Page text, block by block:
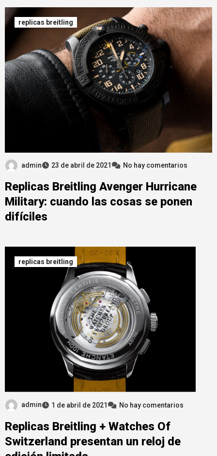
replicas breitling
admin 23 de abril de 2021 No hay comentarios
Replicas Breitling Avenger Hurricane
Military: cuando las cosas se ponen
difíciles
replicas breitling
admin 1 de abril de 2021 No hay comentarios
Replicas Breitling + Watches Of
Switzerland presentan un reloj de